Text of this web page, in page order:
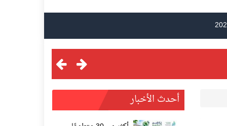
أحدث الأخبار